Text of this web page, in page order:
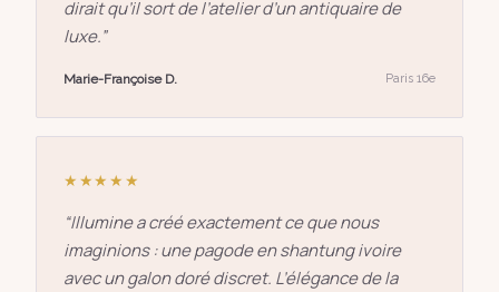
dirait qu’il sort de l’atelier d’un antiquaire de
luxe.”
Marie-Françoise D. Paris 16e
★★★★★
“Illumine a créé exactement ce que nous
imaginions : une pagode en shantung ivoire
avec un galon doré discret. L’élégance de la